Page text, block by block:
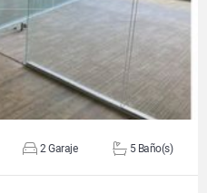
2 Garaje 5 Baño(s)